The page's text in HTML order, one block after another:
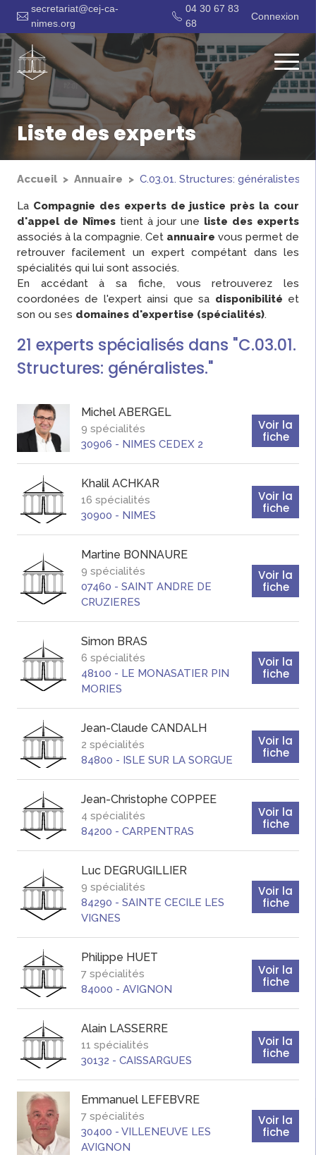
secretariat@cej-ca-
nimes.org
04 30 67 83
68
Connexion
Liste des experts
Accueil Annuaire C.03.01. Structures: généralistes.
La Compagnie des experts de justice près la cour
d'appel de Nîmes tient à jour une liste des experts
associés à la compagnie. Cet annuaire vous permet de
retrouver facilement un expert compétant dans les
spécialités qui lui sont associés.
En accédant à sa fiche, vous retrouverez les
coordonées de l'expert ainsi que sa disponibilité et
son ou ses domaines d'expertise (spécialités).
21 experts spécialisés dans "C.03.01.
Structures: généralistes."
Michel ABERGEL
9 spécialités
30906 - NIMES CEDEX 2
Voir la
fiche
Khalil ACHKAR
16 spécialités
30900 - NIMES
Voir la
fiche
Martine BONNAURE
9 spécialités
07460 - SAINT ANDRE DE
CRUZIERES
Voir la
fiche
Simon BRAS
6 spécialités
48100 - LE MONASATIER PIN
MORIES
Voir la
fiche
Jean-Claude CANDALH
2 spécialités
84800 - ISLE SUR LA SORGUE
Voir la
fiche
Jean-Christophe COPPEE
4 spécialités
84200 - CARPENTRAS
Voir la
fiche
Luc DEGRUGILLIER
9 spécialités
84290 - SAINTE CECILE LES
VIGNES
Voir la
fiche
Philippe HUET
7 spécialités
84000 - AVIGNON
Voir la
fiche
Alain LASSERRE
11 spécialités
30132 - CAISSARGUES
Voir la
fiche
Emmanuel LEFEBVRE
7 spécialités
30400 - VILLENEUVE LES
AVIGNON
Voir la
fiche